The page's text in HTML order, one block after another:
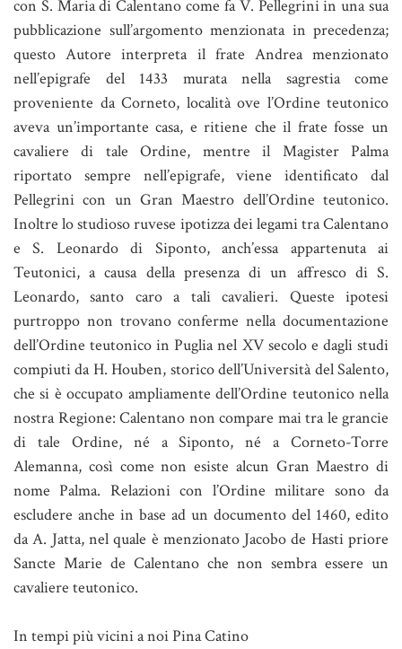
con S. Maria di Calentano come fa V. Pellegrini in una sua
pubblicazione sull’argomento menzionata in precedenza;
questo Autore interpreta il frate Andrea menzionato
nell’epigrafe del 1433 murata nella sagrestia come
proveniente da Corneto, località ove l’Ordine teutonico
aveva un’importante casa, e ritiene che il frate fosse un
cavaliere di tale Ordine, mentre il Magister Palma
riportato sempre nell’epigrafe, viene identificato dal
Pellegrini con un Gran Maestro dell’Ordine teutonico.
Inoltre lo studioso ruvese ipotizza dei legami tra Calentano
e S. Leonardo di Siponto, anch’essa appartenuta ai
Teutonici, a causa della presenza di un affresco di S.
Leonardo, santo caro a tali cavalieri. Queste ipotesi
purtroppo non trovano conferme nella documentazione
dell’Ordine teutonico in Puglia nel XV secolo e dagli studi
compiuti da H. Houben, storico dell’Università del Salento,
che si è occupato ampliamente dell’Ordine teutonico nella
nostra Regione: Calentano non compare mai tra le grancie
di tale Ordine, né a Siponto, né a Corneto-Torre
Alemanna, così come non esiste alcun Gran Maestro di
nome Palma. Relazioni con l’Ordine militare sono da
escludere anche in base ad un documento del 1460, edito
da A. Jatta, nel quale è menzionato Jacobo de Hasti priore
Sancte Marie de Calentano che non sembra essere un
cavaliere teutonico.
In tempi più vicini a noi Pina Catino